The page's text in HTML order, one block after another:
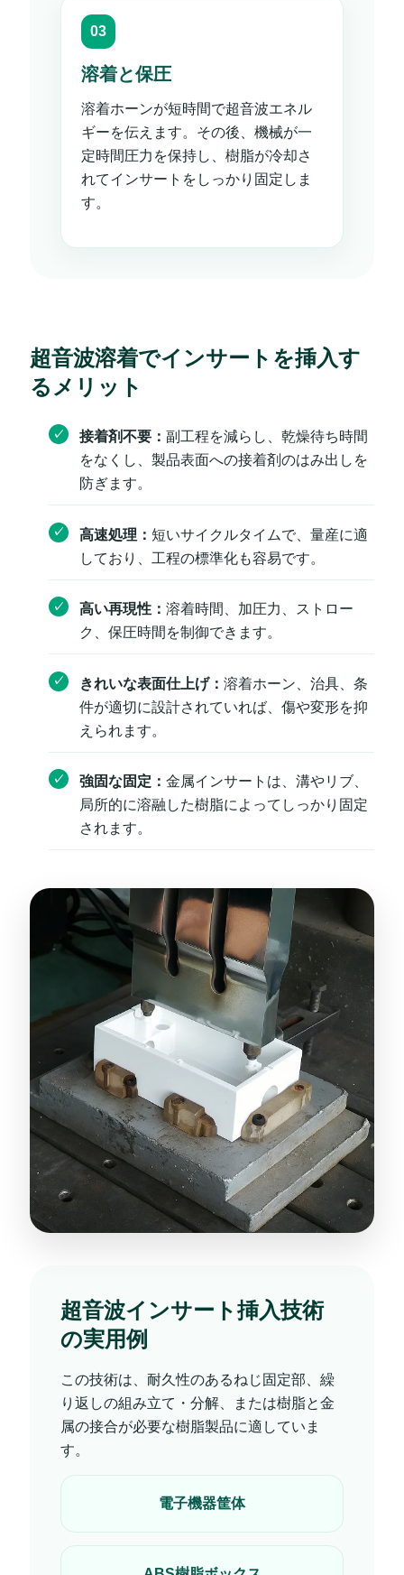
溶着と保圧
溶着ホーンが短時間で超音波エネル
ギーを伝えます。その後、機械が一
定時間圧力を保持し、樹脂が冷却さ
れてインサートをしっかり固定しま
す。
超音波溶着でインサートを挿入す
るメリット
接着剤不要： 副工程を減らし、乾燥待ち時間
をなくし、製品表面への接着剤のはみ出しを
防ぎます。
高速処理： 短いサイクルタイムで、量産に適
しており、工程の標準化も容易です。
高い再現性： 溶着時間、加圧力、ストロー
ク、保圧時間を制御できます。
きれいな表面仕上げ： 溶着ホーン、治具、条
件が適切に設計されていれば、傷や変形を抑
えられます。
強固な固定： 金属インサートは、溝やリブ、
局所的に溶融した樹脂によってしっかり固定
されます。
超音波インサート挿入技術
の実用例
この技術は、耐久性のあるねじ固定部、繰
り返しの組み立て・分解、または樹脂と金
属の接合が必要な樹脂製品に適していま
す。
電子機器筐体